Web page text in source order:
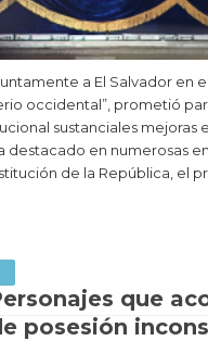
a El Salvador en
occidental”, prometió
sustanciales mejoras
en numerosas
de la República, el
que
posesión